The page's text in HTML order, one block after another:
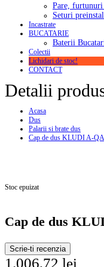
Pare, furtunuri
Seturi
Incastrate
BUCATARIE
Baterii
Colectii
Lichidari de stoc!
CONTACT
Detalii
Acasa
Dus
Palarii si brate dus
Cap de dus KLUDI A-
Stoc epuizat
Cap de dus
Scrie-ti recenzia
1.006,72 lei